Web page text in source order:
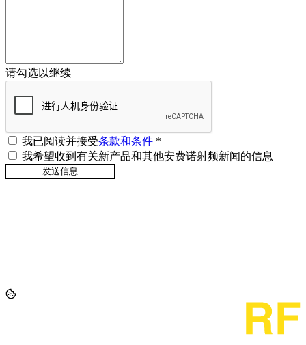
请勾选以继续
我已阅读并接受条款和条件 *
我希望收到有关新产品和其他安费诺射频新闻的信息